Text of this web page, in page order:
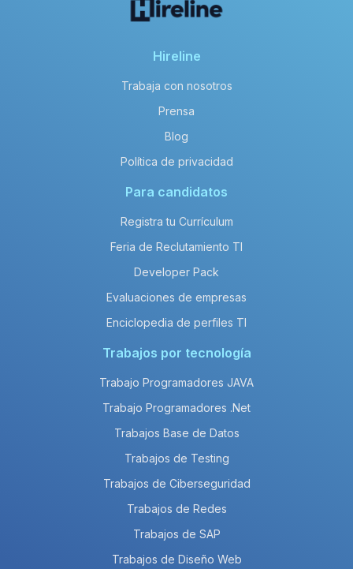
Hireline
Trabaja con nosotros
Prensa
Blog
Política de privacidad
Para candidatos
Registra tu Currículum
Feria de Reclutamiento TI
Developer Pack
Evaluaciones de empresas
Enciclopedia de perfiles TI
Trabajos por tecnología
Trabajo Programadores JAVA
Trabajo Programadores .Net
Trabajos Base de Datos
Trabajos de Testing
Trabajos de Ciberseguridad
Trabajos de Redes
Trabajos de SAP
Trabajos de Diseño Web